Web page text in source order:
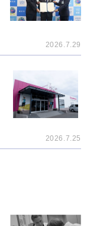
2026.7.29
2026.7.25